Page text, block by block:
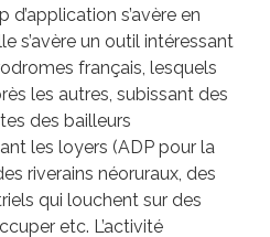
s’avère en
s’avère un outil intéressant
français, lesquels
les autres, subissant des
des bailleurs
les loyers (ADP pour la
riverains néoruraux, des
qui louchent sur des
etc. L’activité